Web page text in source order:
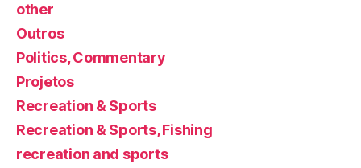
other
Outros
Politics, Commentary
Projetos
Recreation & Sports
Recreation & Sports, Fishing
recreation and sports